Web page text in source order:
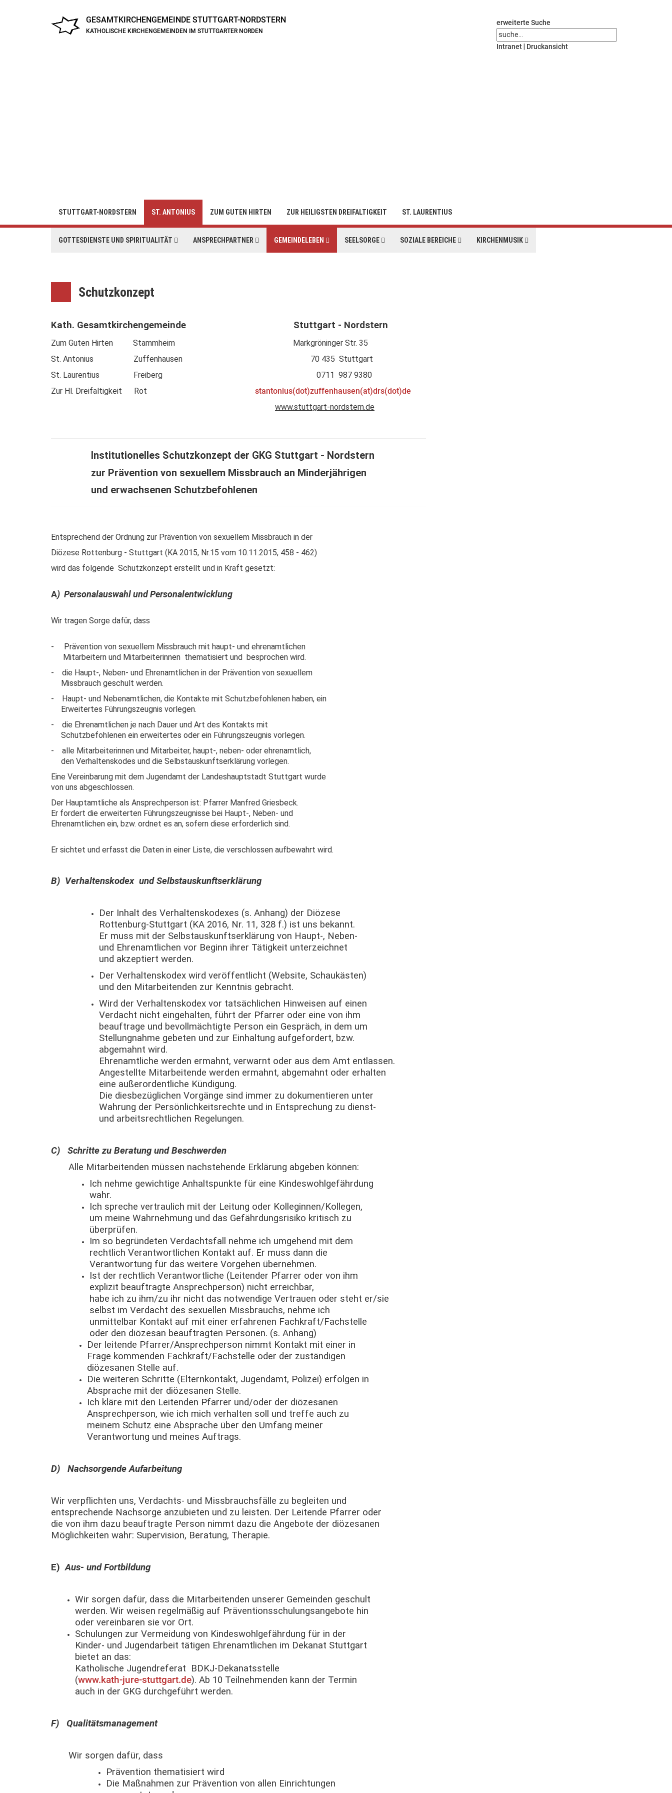
GESAMTKIRCHENGEMEINDE STUTTGART-NORDSTERN
KATHOLISCHE KIRCHENGEMEINDEN IM STUTTGARTER NORDEN
erweiterte Suche
Intranet Druckansicht
STUTTGART-NORDSTERN ST. ANTONIUS ZUM GUTEN HIRTEN ZUR HEILIGSTEN DREIFALTIGKEIT ST. LAURENTIUS
GOTTESDIENSTE UND SPIRITUALITÄT ANSPRECHPARTNER GEMEINDELEBEN SEELSORGE SOZIALE BEREICHE KIRCHENMUSIK
Schutzkonzept
Kath. Gesamtkirchengemeinde Stuttgart - Nordstern
Zum Guten Hirten Stammheim Markgröninger Str. 35
St. Antonius Zuffenhausen 70 435 Stuttgart
St. Laurentius Freiberg 0711 987 9380
Zur Hl. Dreifaltigkeit Rot stantonius(dot)zuffenhausen(at)drs(dot)de
www.stuttgart-nordstern.de
Institutionelles Schutzkonzept der GKG Stuttgart - Nordstern
zur Prävention von sexuellem Missbrauch an Minderjährigen
und erwachsenen Schutzbefohlenen
Entsprechend der Ordnung zur Prävention von sexuellem Missbrauch in der
Diözese Rottenburg - Stuttgart (KA 2015, Nr.15 vom 10.11.2015, 458 - 462)
wird das folgende Schutzkonzept erstellt und in Kraft gesetzt:
A) Personalauswahl und Personalentwicklung
Wir tragen Sorge dafür, dass
- Prävention von sexuellem Missbrauch mit haupt- und ehrenamtlichen
Mitarbeitern und Mitarbeiterinnen thematisiert und besprochen wird.
- die Haupt-, Neben- und Ehrenamtlichen in der Prävention von sexuellem
Missbrauch geschult werden.
- Haupt- und Nebenamtlichen, die Kontakte mit Schutzbefohlenen haben, ein
Erweitertes Führungszeugnis vorlegen.
- die Ehrenamtlichen je nach Dauer und Art des Kontakts mit
Schutzbefohlenen ein erweitertes oder ein Führungszeugnis vorlegen.
- alle Mitarbeiterinnen und Mitarbeiter, haupt-, neben- oder ehrenamtlich,
den Verhaltenskodes und die Selbstauskunftserklärung vorlegen.
Eine Vereinbarung mit dem Jugendamt der Landeshauptstadt Stuttgart wurde
von uns abgeschlossen.
Der Hauptamtliche als Ansprechperson ist: Pfarrer Manfred Griesbeck.
Er fordert die erweiterten Führungszeugnisse bei Haupt-, Neben- und
Ehrenamtlichen ein, bzw. ordnet es an, sofern diese erforderlich sind.
Er sichtet und erfasst die Daten in einer Liste, die verschlossen aufbewahrt wird.
B) Verhaltenskodex und Selbstauskunftserklärung
Der Inhalt des Verhaltenskodexes (s. Anhang) der Diözese
Rottenburg-Stuttgart (KA 2016, Nr. 11, 328 f.) ist uns bekannt.
Er muss mit der Selbstauskunftserklärung von Haupt-, Neben-
und Ehrenamtlichen vor Beginn ihrer Tätigkeit unterzeichnet
und akzeptiert werden.
Der Verhaltenskodex wird veröffentlicht (Website, Schaukästen)
und den Mitarbeitenden zur Kenntnis gebracht.
Wird der Verhaltenskodex vor tatsächlichen Hinweisen auf einen
Verdacht nicht eingehalten, führt der Pfarrer oder eine von ihm
beauftrage und bevollmächtigte Person ein Gespräch, in dem um
Stellungnahme gebeten und zur Einhaltung aufgefordert, bzw.
abgemahnt wird.
Ehrenamtliche werden ermahnt, verwarnt oder aus dem Amt entlassen.
Angestellte Mitarbeitende werden ermahnt, abgemahnt oder erhalten
eine außerordentliche Kündigung.
Die diesbezüglichen Vorgänge sind immer zu dokumentieren unter
Wahrung der Persönlichkeitsrechte und in Entsprechung zu dienst-
und arbeitsrechtlichen Regelungen.
C) Schritte zu Beratung und Beschwerden
Alle Mitarbeitenden müssen nachstehende Erklärung abgeben können:
Ich nehme gewichtige Anhaltspunkte für eine Kindeswohlgefährdung
wahr.
Ich spreche vertraulich mit der Leitung oder Kolleginnen/Kollegen,
um meine Wahrnehmung und das Gefährdungsrisiko kritisch zu
überprüfen.
Im so begründeten Verdachtsfall nehme ich umgehend mit dem
rechtlich Verantwortlichen Kontakt auf. Er muss dann die
Verantwortung für das weitere Vorgehen übernehmen.
Ist der rechtlich Verantwortliche (Leitender Pfarrer oder von ihm
explizit beauftragte Ansprechperson) nicht erreichbar,
habe ich zu ihm/zu ihr nicht das notwendige Vertrauen oder steht er/sie
selbst im Verdacht des sexuellen Missbrauchs, nehme ich
unmittelbar Kontakt auf mit einer erfahrenen Fachkraft/Fachstelle
oder den diözesan beauftragten Personen. (s. Anhang)
Der leitende Pfarrer/Ansprechperson nimmt Kontakt mit einer in
Frage kommenden Fachkraft/Fachstelle oder der zuständigen
diözesanen Stelle auf.
Die weiteren Schritte (Elternkontakt, Jugendamt, Polizei) erfolgen in
Absprache mit der diözesanen Stelle.
Ich kläre mit den Leitenden Pfarrer und/oder der diözesanen
Ansprechperson, wie ich mich verhalten soll und treffe auch zu
meinem Schutz eine Absprache über den Umfang meiner
Verantwortung und meines Auftrags.
D) Nachsorgende Aufarbeitung
Wir verpflichten uns, Verdachts- und Missbrauchsfälle zu begleiten und
entsprechende Nachsorge anzubieten und zu leisten. Der Leitende Pfarrer oder
die von ihm dazu beauftragte Person nimmt dazu die Angebote der diözesanen
Möglichkeiten wahr: Supervision, Beratung, Therapie.
E)Aus- und Fortbildung
Wir sorgen dafür, dass die Mitarbeitenden unserer Gemeinden geschult
werden. Wir weisen regelmäßig auf Präventionsschulungsangebote hin
oder vereinbaren sie vor Ort.
Schulungen zur Vermeidung von Kindeswohlgefährdung für in der
Kinder- und Jugendarbeit tätigen Ehrenamtlichen im Dekanat Stuttgart
bietet an das:
Katholische Jugendreferat BDKJ-Dekanatsstelle
(www.kath-jure-stuttgart.de). Ab 10 Teilnehmenden kann der Termin
auch in der GKG durchgeführt werden.
F) Qualitätsmanagement
Wir sorgen dafür, dass
Prävention thematisiert wird
Die Maßnahmen zur Prävention von allen Einrichtungen